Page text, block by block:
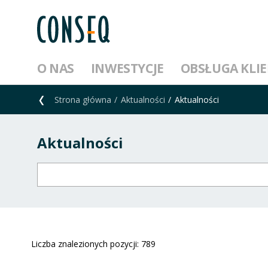
O NAS INWESTYCJE OBSŁUGA
Strona główna Aktualności Aktualności
Aktualności
Liczba znalezionych pozycji: 789